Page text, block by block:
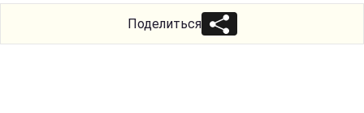
Поделиться